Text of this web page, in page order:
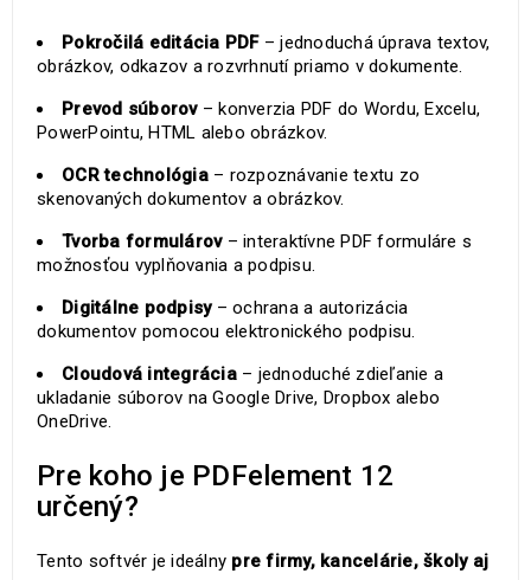
Pokročilá editácia PDF– jednoduchá úprava textov,
obrázkov, odkazov a rozvrhnutí priamo v dokumente.
Prevod súborov– konverzia PDF do Wordu, Excelu,
PowerPointu, HTML alebo obrázkov.
OCR technológia– rozpoznávanie textu zo
skenovaných dokumentov a obrázkov.
Tvorba formulárov– interaktívne PDF formuláre s
možnosťou vyplňovania a podpisu.
Digitálne podpisy– ochrana a autorizácia
dokumentov pomocou elektronického podpisu.
Cloudová integrácia– jednoduché zdieľanie a
ukladanie súborov na Google Drive, Dropbox alebo
OneDrive.
Pre koho je PDFelement 12
určený?
Tento softvér je ideálny pre firmy, kancelárie, školy aj